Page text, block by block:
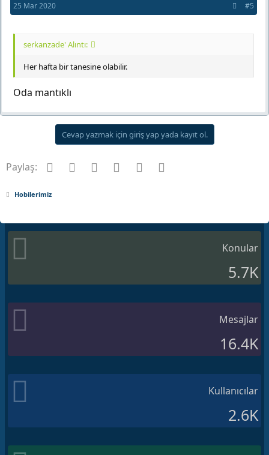
25 Mar 2020 #5
serkanzade' Alıntı:
Her hafta bir tanesine olabilir.
Oda mantıklı
Cevap yazmak için giriş yap yada kayıt ol.
Paylaş: Facebook
Twitter Pinterest
Tumblr WhatsApp
Hobilerimiz
Konular
5.7K
Mesajlar
16.4K
Kullanıcılar
2.6K